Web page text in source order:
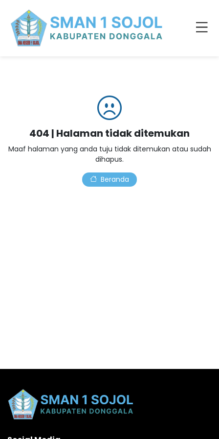
404 | Halaman tidak ditemukan
Maaf halaman yang anda tuju tidak ditemukan atau sudah
dihapus.
Beranda